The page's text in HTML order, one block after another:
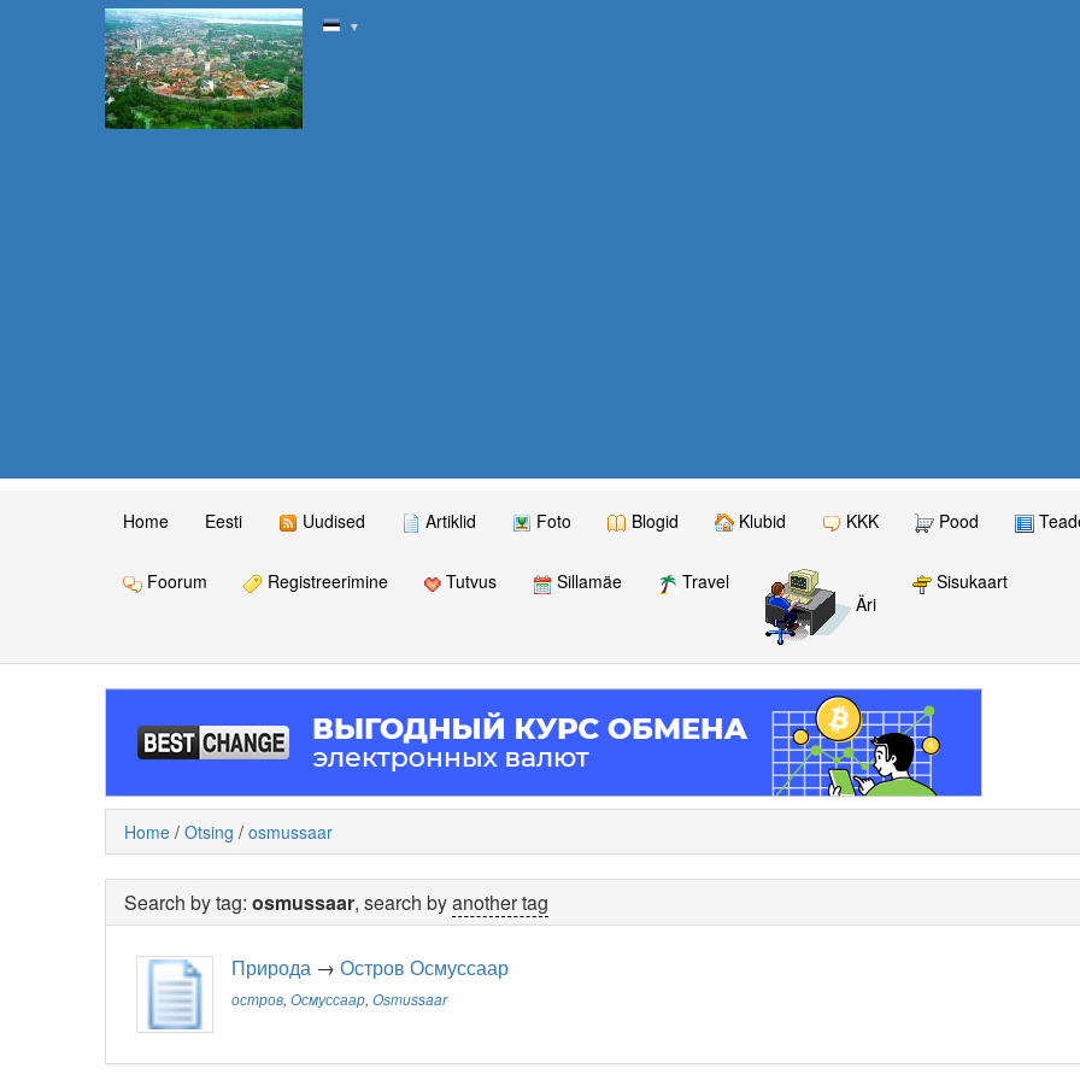
▼
Home Eesti Uudised Artiklid Foto Blogid Klubid KKK Pood
Foorum Registreerimine Tutvus Sillamäe
Travel
Äri
Sisukaart
Home / Otsing / osmussaar
Search by tag: osmussaar, search byanother tag
Природа → Остров Осмуссаар
остров, Осмуссаар, Osmussaar